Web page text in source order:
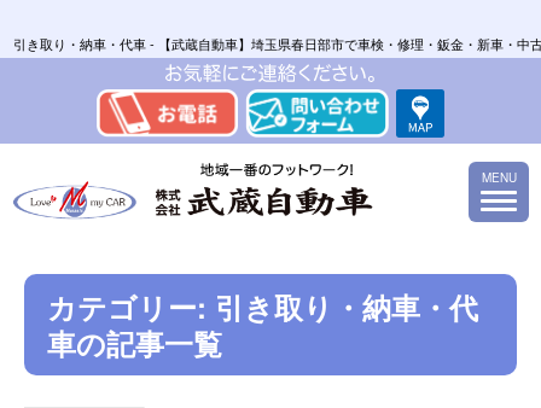
引き取り・納車・代車 - 【武蔵自動車】埼玉県春日部市で車検・修理・鈑金・新車・中
MENU
カテゴリー: 引き取り・納車・代
車の記事一覧